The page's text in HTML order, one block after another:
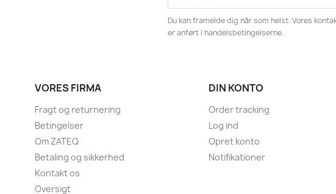
Du kan framelde dig når som helst. Vores
er anført i handelsbetingelserne.
VORES FIRMA
Fragt og returnering
Betingelser
Om ZATEQ
Betaling og sikkerhed
Kontakt os
Oversigt
DIN KONTO
Order tracking
Log ind
Opret konto
Notifikationer